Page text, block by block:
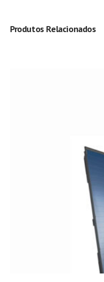
Produtos Relacionados